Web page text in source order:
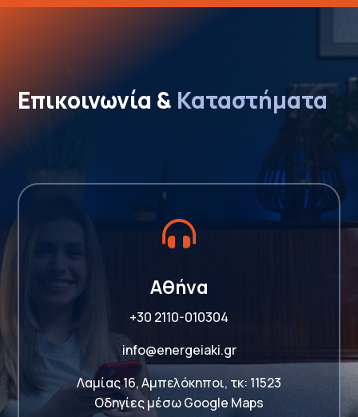
Επικοινωνία & Καταστήματα

Αθήνα
+30 2110-010304
info@energeiaki.gr
Λαμίας 16, Αμπελόκηποι, τκ: 11523
Οδηγίες μέσω Google Maps